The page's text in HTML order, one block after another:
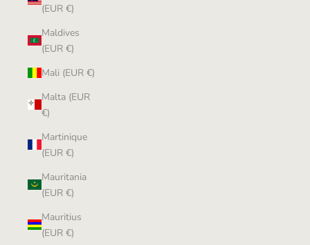
(EUR €)
Maldives
(EUR €)
Mali (EUR €)
Malta (EUR
€)
Martinique
(EUR €)
Mauritania
(EUR €)
Mauritius
(EUR €)